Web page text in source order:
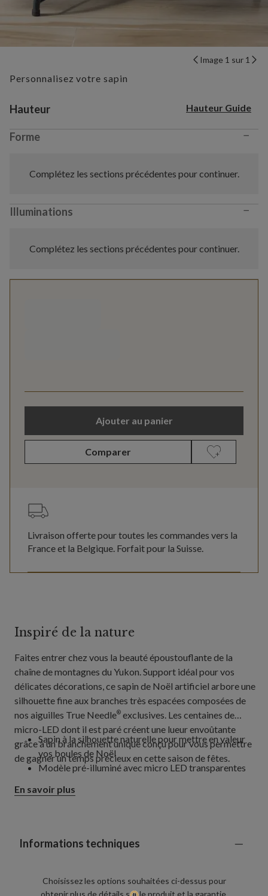
Image 1 sur 1
Personnalisez votre sapin
Variant selection
Hauteur Hauteur Guide
Forme −
Complétez les sections précédentes pour continuer.
Illuminations −
Complétez les sections précédentes pour continuer.
Ajouter au panier
Comparer
Livraison offerte pour toutes les commandes vers la
France et la Belgique. Forfait pour la Suisse.
Inspiré de la nature
Faites entrer chez vous la beauté époustouflante de la
chaîne de montagnes du Yukon. Support idéal pour vos
délicates décorations, ce sapin de Noël artificiel arbore une
silhouette fine aux branches très espacées composées de
nos aiguilles True Needle® exclusives. Les centaines de
micro-LED dont il est paré créent une lueur envoûtante
grâce à un branchement unique conçu pour vous permettre
de gagner un temps précieux en cette saison de fêtes.
Sapin à la silhouette naturelle pour mettre en valeur
vos boules de Noël
Modèle pré-illuminé avec micro LED transparentes
En savoir plus
Informations techniques
Choisissez les options souhaitées ci-dessus pour
obtenir plus de détails sur le produit et la garantie.